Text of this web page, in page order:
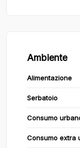
Ambiente
Alimentazione
Serbatoio
Consumo
Consumo extra